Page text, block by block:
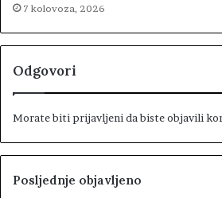
7 kolovoza, 2026
Odgovori
Morate biti prijavljeni da biste objavili
Posljednje objavljeno